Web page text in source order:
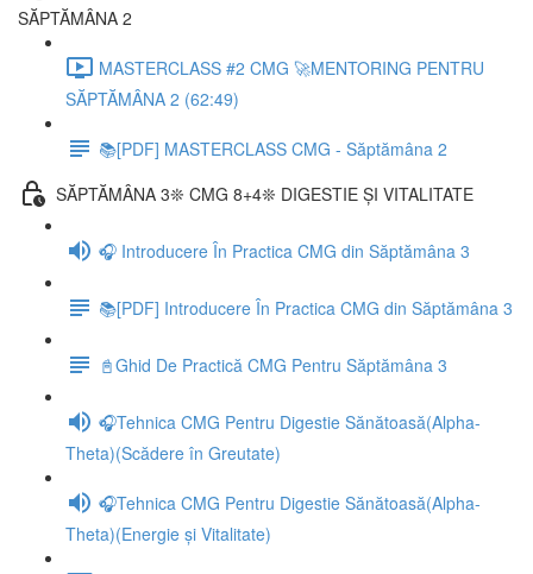
SĂPTĂMÂNA 2
MASTERCLASS #2 CMG 🚀MENTORING PENTRU
SĂPTĂMÂNA 2 (62:49)
📚[PDF] MASTERCLASS CMG - Săptămâna 2
SĂPTĂMÂNA 3❊ CMG 8+4❊ DIGESTIE ȘI VITALITATE
🎧 Introducere În Practica CMG din Săptămâna 3
📚[PDF] Introducere În Practica CMG din Săptămâna 3
📓Ghid De Practică CMG Pentru Săptămâna 3
🎧Tehnica CMG Pentru Digestie Sănătoasă(Alpha-
Theta)(Scădere în Greutate)
🎧Tehnica CMG Pentru Digestie Sănătoasă(Alpha-
Theta)(Energie și Vitalitate)